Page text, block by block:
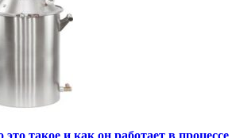
такое и как он работает в